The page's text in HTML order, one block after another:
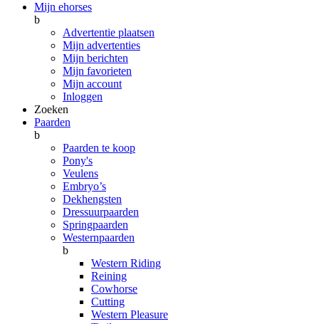
Mijn ehorses
b
Advertentie plaatsen
Mijn advertenties
Mijn berichten
Mijn favorieten
Mijn account
Inloggen
Zoeken
Paarden
b
Paarden te koop
Pony's
Veulens
Embryo’s
Dekhengsten
Dressuurpaarden
Springpaarden
Westernpaarden
b
Western Riding
Reining
Cowhorse
Cutting
Western Pleasure